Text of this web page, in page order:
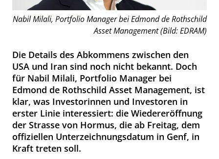
Nabil Milali, Portfolio Manager bei Edmond de Rothschild
Asset Management (Bild: EDRAM)
Die Details des Abkommens zwischen den
USA und Iran sind noch nicht bekannt. Doch
für Nabil Milali, Portfolio Manager bei
Edmond de Rothschild Asset Management, ist
klar, was Investorinnen und Investoren in
erster Linie interessiert: die Wiedereröffnung
der Strasse von Hormus, die ab Freitag, dem
offiziellen Unterzeichnungsdatum in Genf, in
Kraft treten soll.